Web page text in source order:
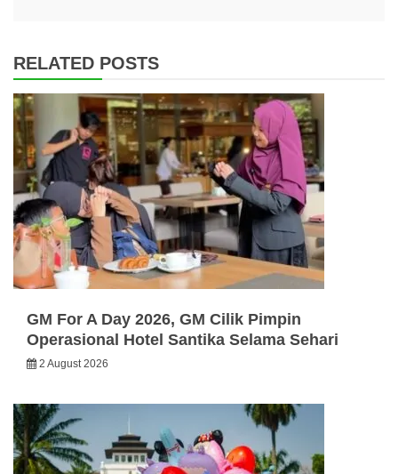
RELATED POSTS
GM For A Day 2026, GM Cilik Pimpin
Operasional Hotel Santika Selama Sehari
2 August 2026